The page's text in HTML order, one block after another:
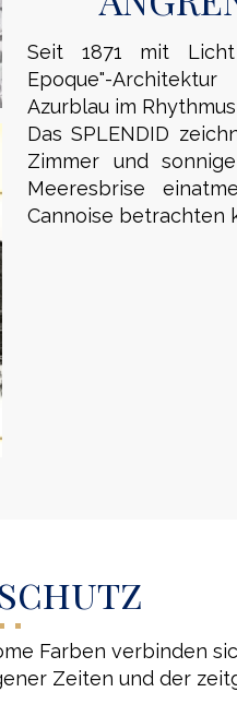
Seit 1871 mit
Epoque"-
Azurblau im
Das SPLENDID
Zimmer und
Meeresbrise
Cannoise betrachten
Farben verbinden
Zeiten und der